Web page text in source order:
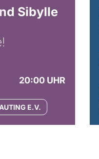
Sibylle
20:00 UHR
E.V.